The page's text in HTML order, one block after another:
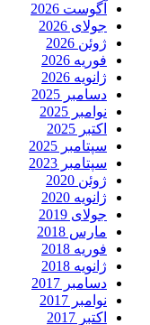
آگوست 2026
جولای 2026
ژوئن 2026
فوریه 2026
ژانویه 2026
دسامبر 2025
نوامبر 2025
اکتبر 2025
سپتامبر 2025
سپتامبر 2023
ژوئن 2020
ژانویه 2020
جولای 2019
مارس 2018
فوریه 2018
ژانویه 2018
دسامبر 2017
نوامبر 2017
اکتبر 2017